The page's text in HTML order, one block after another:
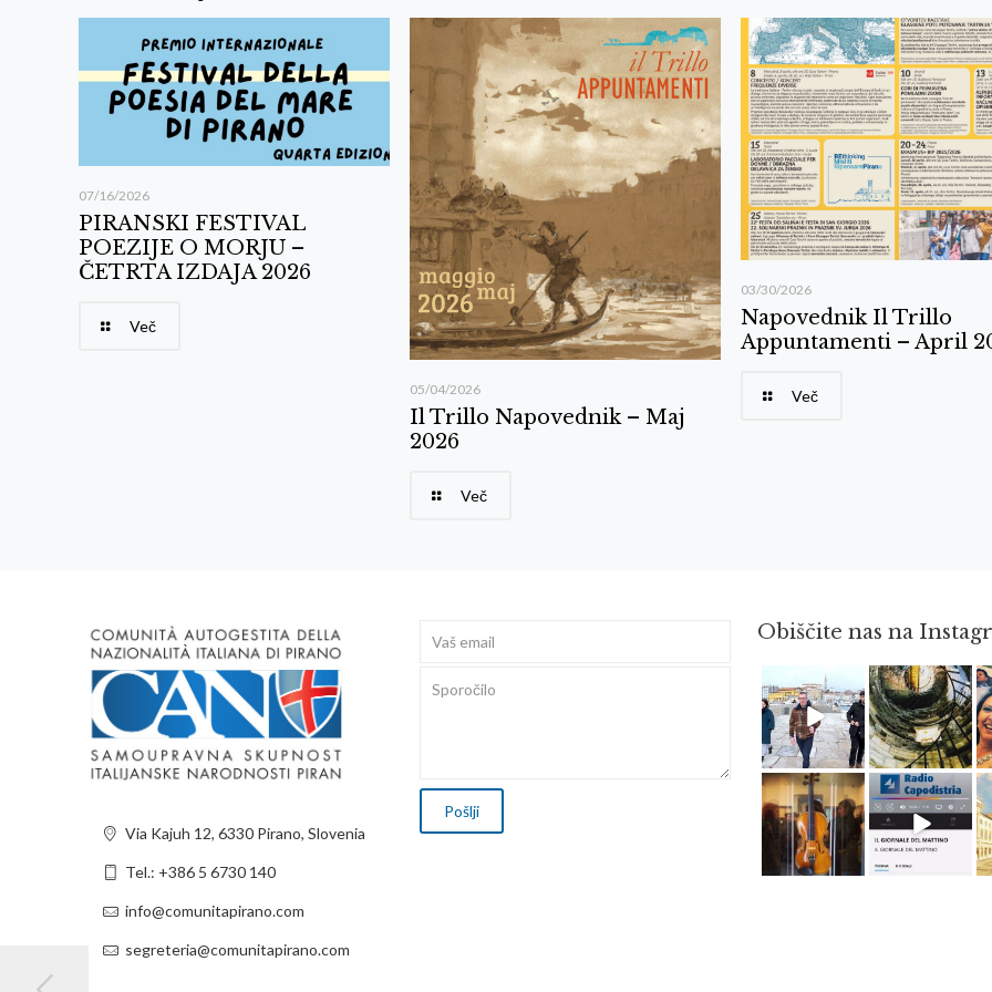
07/16/2026
PIRANSKI FESTIVAL
POEZIJE O MORJU –
ČETRTA IZDAJA 2026
Več
05/04/2026
Il Trillo Napovednik – Maj
2026
Več
03/30/2026
Napovednik Il Trillo
Appuntamenti – April
Več
Via Kajuh 12, 6330 Pirano, Slovenia
Tel.: +386 5 6730 140
info@comunitapirano.com
segreteria@comunitapirano.com
Obiščite nas na
Feb 16 Avg 3
Apr 8